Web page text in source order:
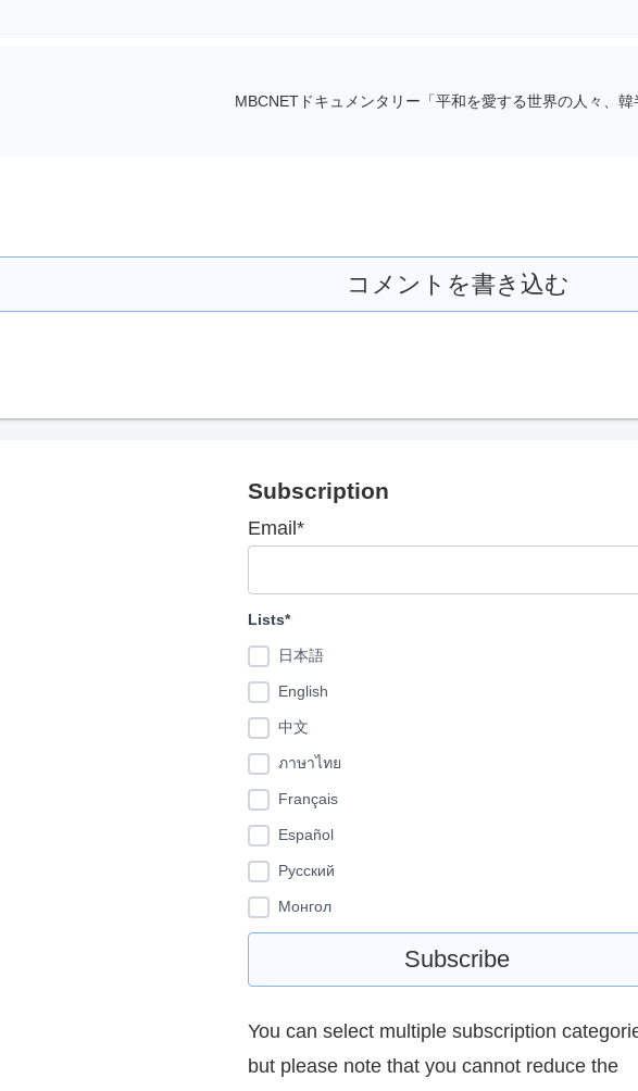
MBCNETドキュメンタリー「平和を愛する世界の人々、
コメントを書き込む
Subscription
Email*
Lists*
日本語
English
中文
ภาษาไทย
Français
Español
Pусский
Монгол
You can select multiple subscription
but please note that you cannot reduce the